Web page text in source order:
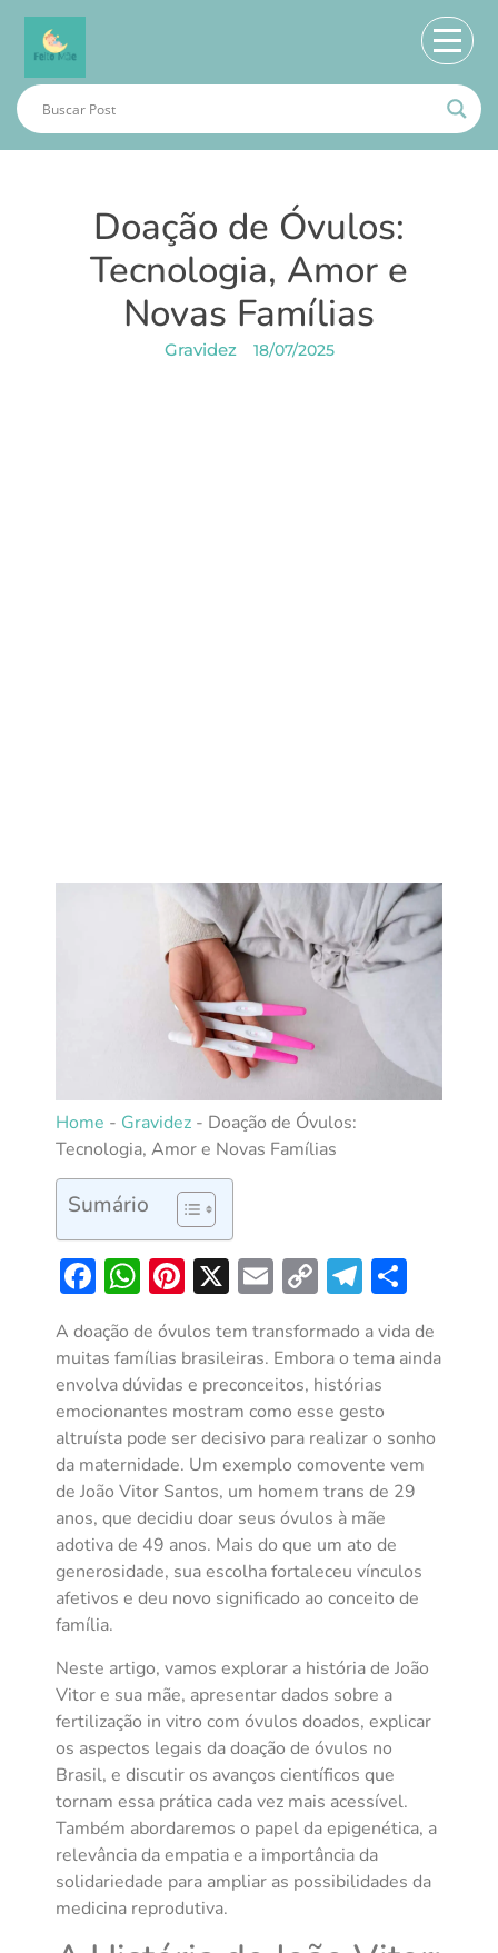
Doação de Óvulos:
Tecnologia, Amor e
Novas Famílias
Gravidez 18/07/2025
Home - Gravidez - Doação de Óvulos:
Tecnologia, Amor e Novas Famílias
Sumário
Facebook
WhatsApp
Pinterest
X EmailCopy
Link
A doação de óvulos tem transformado a vida de
muitas famílias brasileiras. Embora o tema ainda
envolva dúvidas e preconceitos, histórias
emocionantes mostram como esse gesto
altruísta pode ser decisivo para realizar o sonho
da maternidade. Um exemplo comovente vem
de João Vitor Santos, um homem trans de 29
anos, que decidiu doar seus óvulos à mãe
adotiva de 49 anos. Mais do que um ato de
generosidade, sua escolha fortaleceu vínculos
afetivos e deu novo significado ao conceito de
família.
Neste artigo, vamos explorar a história de João
Vitor e sua mãe, apresentar dados sobre a
fertilização in vitro com óvulos doados, explicar
os aspectos legais da doação de óvulos no
Brasil, e discutir os avanços científicos que
tornam essa prática cada vez mais acessível.
Também abordaremos o papel da epigenética, a
relevância da empatia e a importância da
solidariedade para ampliar as possibilidades da
medicina reprodutiva.